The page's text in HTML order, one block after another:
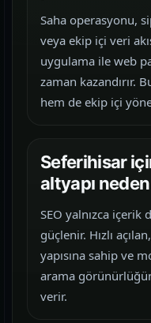
Saha operasyonu,
veya ekip içi veri
uygulama ile web
zaman kazandırır.
hem de ekip içi
Seferihisar
altyapı
SEO yalnızca
güçlenir. Hızlı
yapısına sahip ve
arama
verir.